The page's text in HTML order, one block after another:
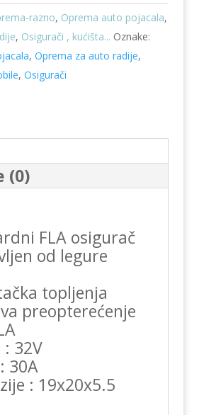
razno, Oprema auto pojacala,
, Osigurači , kućišta... Oznake:
, Oprema za auto radije,
, Osigurači
(0)
FLA osigurač
od legure
topljenja
preopterećenje
32V
30A
: 19x20x5.5